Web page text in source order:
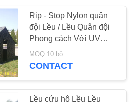
Bếp
30
Rip - Stop Nylon quân
đội Lều / Lều Quân đội
Phong cách Với UV
kháng
MOQ:10 bộ
CONTACT
Lều cứu hộ Lều Lều